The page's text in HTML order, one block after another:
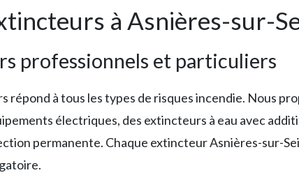
à Asnières-sur-
professionnels et particuliers
répond à tous les types de risques incendie. Nous
électriques, des extincteurs à eau avec
permanente. Chaque extincteur Asnières-sur-